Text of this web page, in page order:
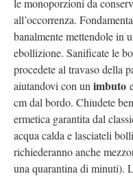
le monoporzioni da
all’occorrenza.
banalmente mettendole in
ebollizione. Sanificate le
procedete al travaso della
aiutandovi con un imbuto
cm dal bordo. Chiudete
ermetica garantita dal
acqua calda e lasciateli
richiederanno anche
una quarantina di minuti).